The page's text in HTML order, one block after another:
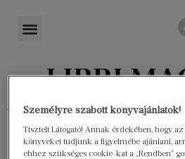
Könyvektől az
Személyre szabott könyvajánlatok!
Tisztelt Látogató! Annak érdekében, hogy
könyveket tudjunk a figyelmébe ajánlani,
ehhez szükséges cookie-kat a „Rendben”